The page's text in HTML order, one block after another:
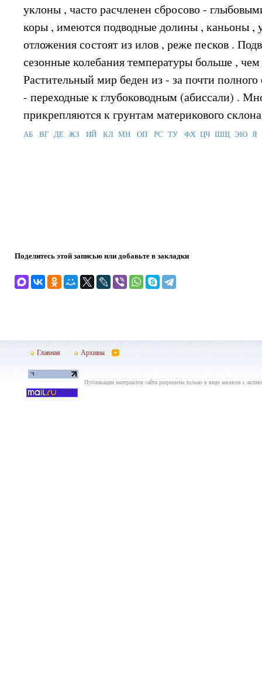
уклоны , часто расчленен сбросово -
коры , имеются подводные долины , каньоны ,
отложения состоят из илов , реже песков .
сезонные колебания температуры больше ,
Растительный мир беден из - за почти
- переходные к глубоководным (абиссали) .
прикрепляются к грунтам материкового
АБ ВГ ДЕ ЖЗ ИЙ КЛ МН ОП РС ТУ ФХ ЦЧ ШЩ ЭЮ Я
Поделитесь этой записью или добавьте в закладки
Главная Архивы
Публикация материалов сайта разрешена только в виде анонсов с